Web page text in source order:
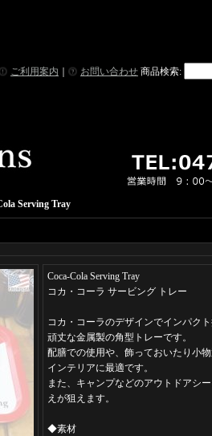
ご利用案内 お問い合わせ 商品検索:
Serving Tray
Coca-Cola Serving Tray
コカ・コーラ サービング トレー
コカ・コーラのデザインでインパクト
頑丈な金属製の角型トレーです。
配膳での使用や、飾っておいたり小物
インテリアに最適です。
また、キャンプなどのアウトドアシ
えが狙えます。
◆素材